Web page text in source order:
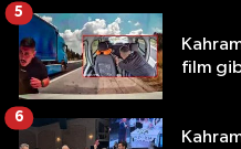
film
5
6